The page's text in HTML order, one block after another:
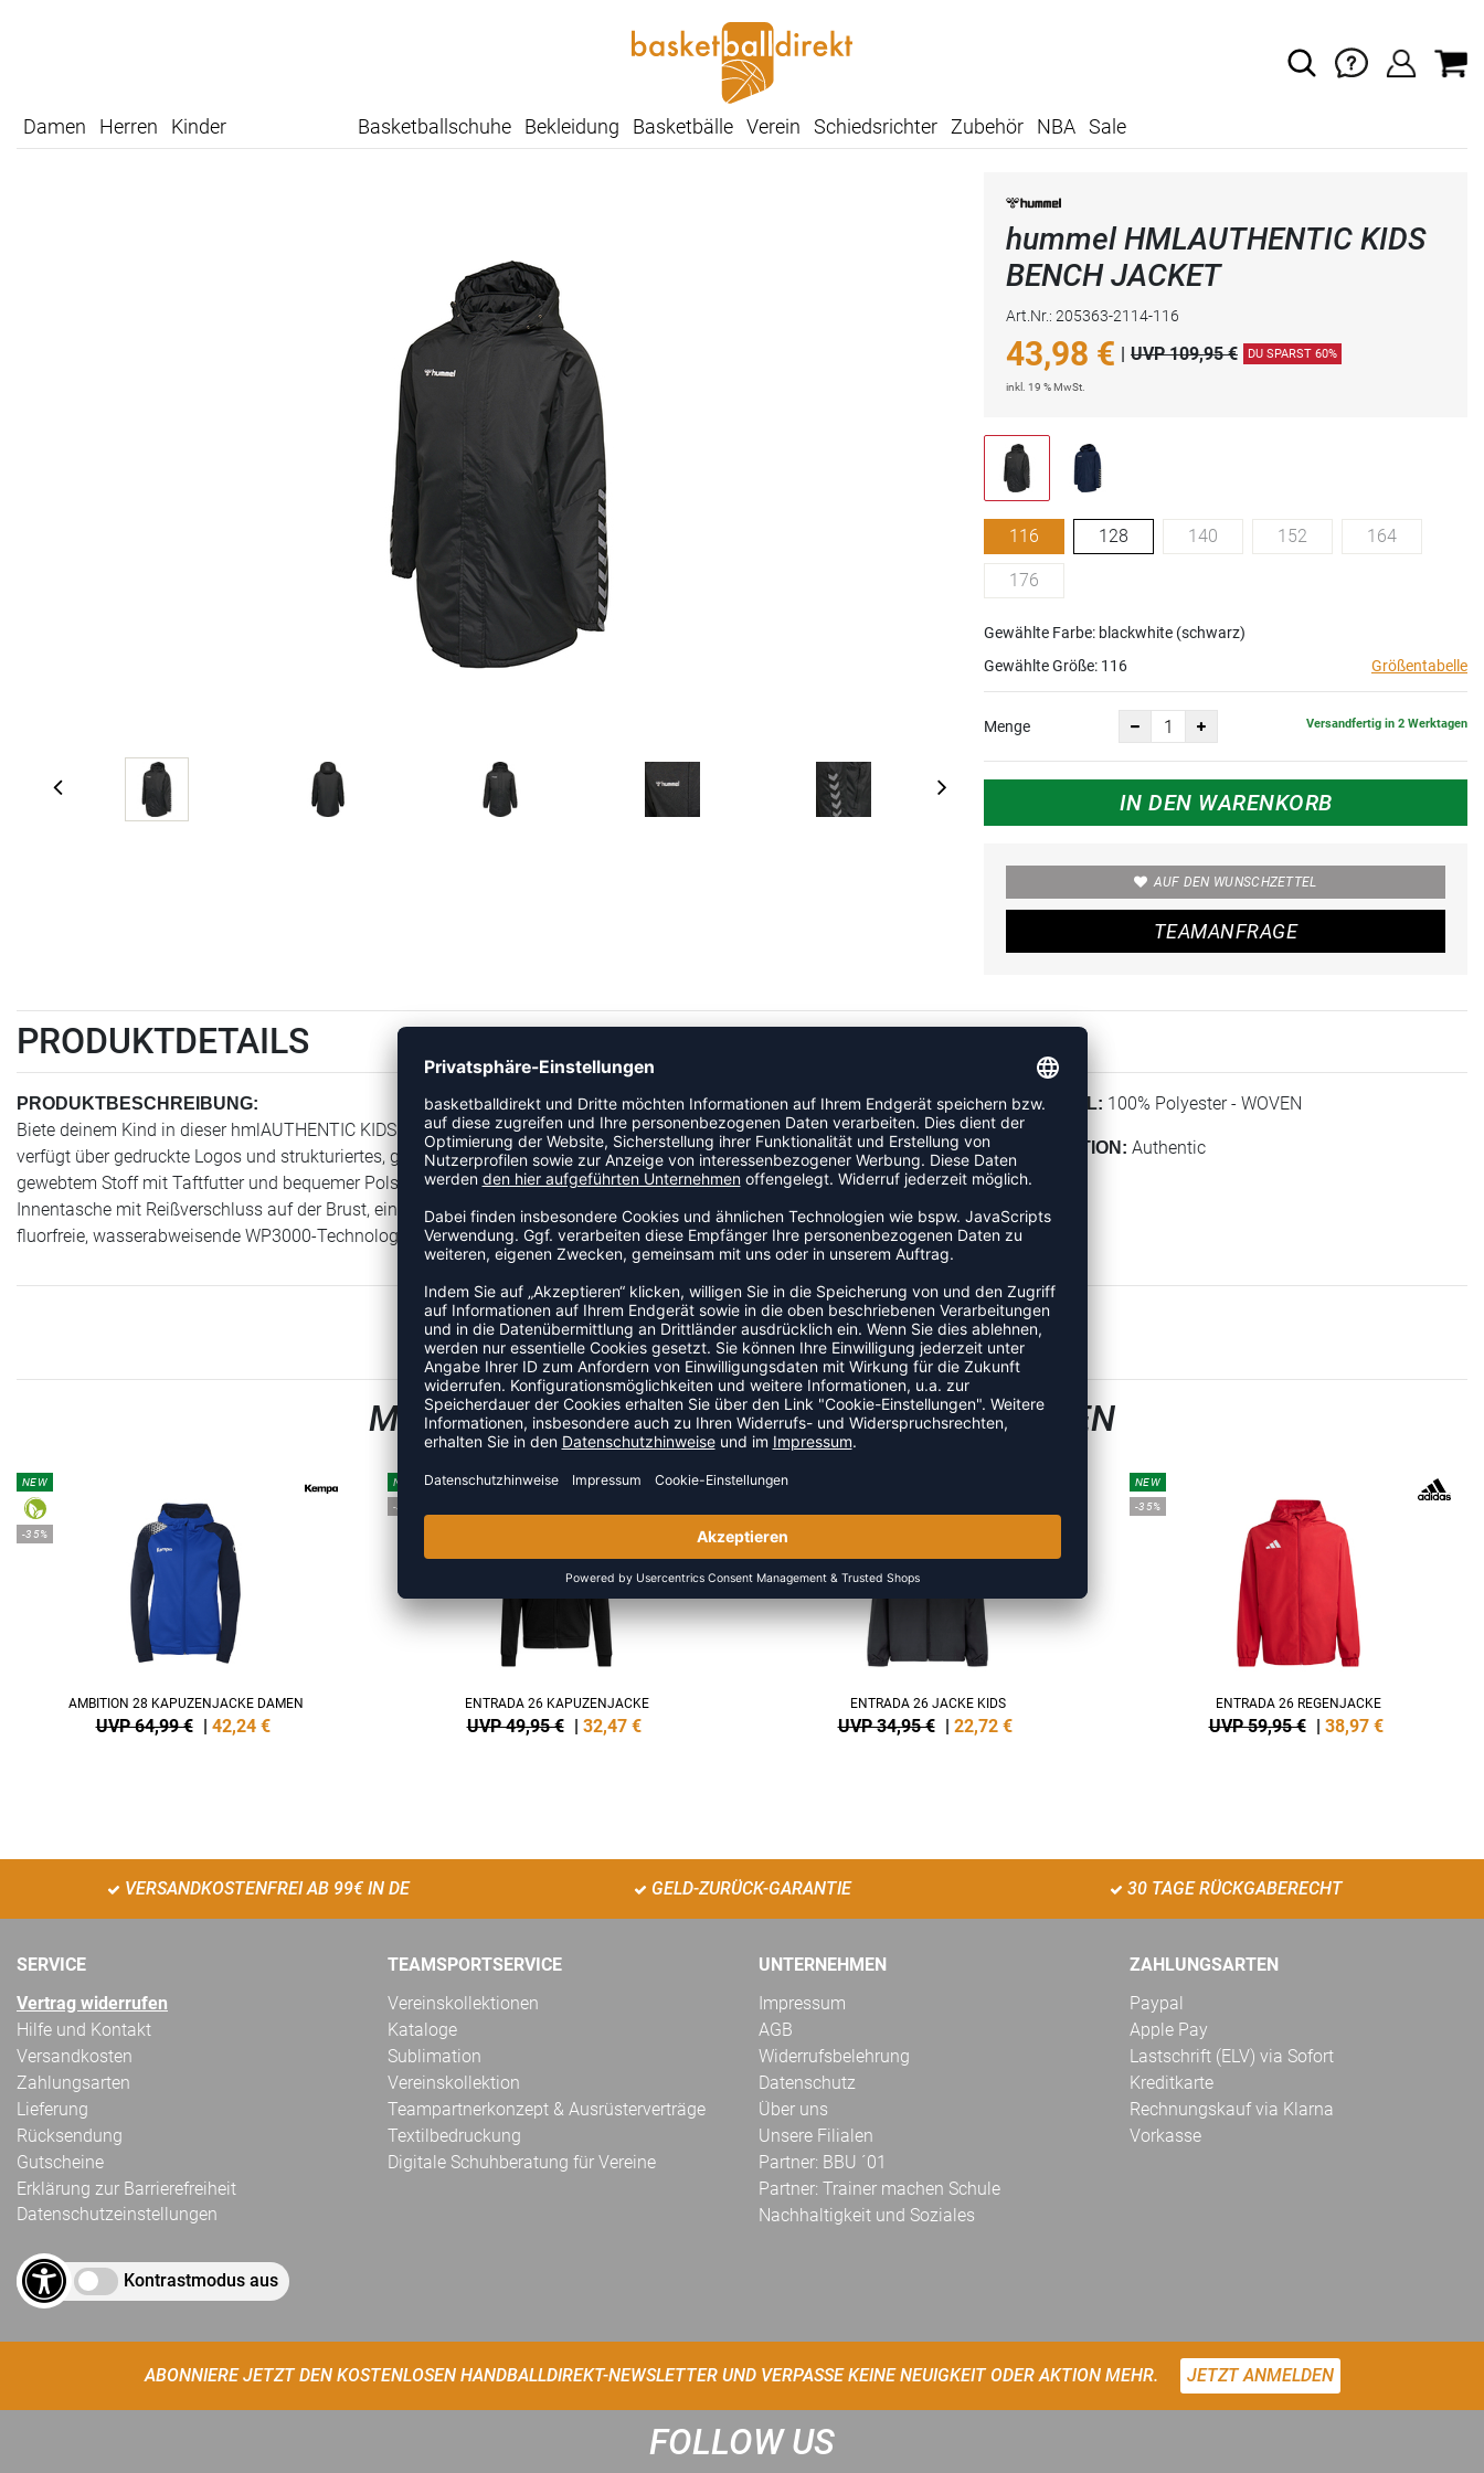
Damen Herren Kinder Basketballschuhe Bekleidung Basketbälle Verein Schiedsrichter Zubehör NBA Sale
hummel HMLAUTHENTIC KIDS
BENCH JACKET
Art.Nr.: 205363-2114-116
43,98 € | UVP 109,95 € DU SPARST 60%
inkl. 19 % MwSt.
116 128 140 152 164
176
Gewählte Farbe: blackwhite (schwarz)
Gewählte Größe: 116 Größentabelle
Menge Versandfertig in 2 Werktagen
IN DEN WARENKORB
AUF DEN WUNSCHZETTEL
TEAMANFRAGE
PRODUKTDETAILS
PRODUKTBESCHREIBUNG:
Biete deinem Kind in dieser hmlAUTHENTIC KIDS BENCH JACKET maximalen Komfort und Schutz für alle Jahreszeiten. Sie
verfügt über gedruckte Logos und strukturiertes, gewebtes Winkelband für klassischen hummel® Style. Diese Jacke ist aus
gewebtem Stoff mit Taftfutter und bequemer Polsterung gefertigt. Weitere Merkmale sind Reißverschlusstaschen, eine
Innentasche mit Reißverschluss auf der Brust, eine Zugschnur und ein Kordelstopper in einer bequemen Kapuze. Die
fluorfreie, wasserabweisende WP3000-Technologie sorgt dafür, dass dein Kind warm und trocken bleibt.
MATERIAL: 100% Polyester - WOVEN
KOLLEKTION: Authentic
ZULETZT ANGESEHEN
MEHR AUS DER KATEGORIE OUTDOOR-JACKEN
NEW
-35%
AMBITION 28 KAPUZENJACKE DAMEN
UVP 64,99 € | 42,24 €
NEW
-35%
ENTRADA 26 KAPUZENJACKE
UVP 49,95 € | 32,47 €
NEW
ENTRADA 26 JACKE KIDS
UVP 34,95 € | 22,72 €
NEW
-35%
ENTRADA 26 REGENJACKE
UVP 59,95 € | 38,97 €
VERSANDKOSTENFREI AB 99€ IN DE GELD-ZURÜCK-GARANTIE 30 TAGE RÜCKGABERECHT
SERVICE
Vertrag widerrufen
Hilfe und Kontakt
Versandkosten
Zahlungsarten
Lieferung
Rücksendung
Gutscheine
Erklärung zur Barrierefreiheit
Datenschutzeinstellungen
Kontrastmodus aus
TEAMSPORTSERVICE
Vereinskollektionen
Kataloge
Sublimation
Vereinskollektion
Teampartnerkonzept & Ausrüsterverträge
Textilbedruckung
Digitale Schuhberatung für Vereine
UNTERNEHMEN
Impressum
AGB
Widerrufsbelehrung
Datenschutz
Über uns
Unsere Filialen
Partner: BBU ´01
Partner: Trainer machen Schule
Nachhaltigkeit und Soziales
ZAHLUNGSARTEN
Paypal
Apple Pay
Lastschrift (ELV) via Sofort
Kreditkarte
Rechnungskauf via Klarna
Vorkasse
ABONNIERE JETZT DEN KOSTENLOSEN HANDBALLDIREKT-NEWSLETTER UND VERPASSE KEINE NEUIGKEIT ODER AKTION MEHR. JETZT ANMELDEN
FOLLOW US